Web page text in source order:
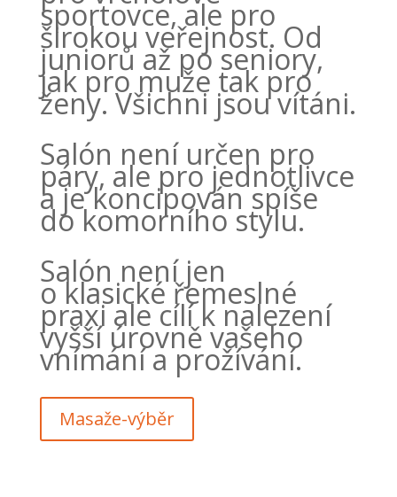
sportovce, ale pro
širokou veřejnost. Od
juniorů až po seniory,
jak pro muže tak pro
ženy. Všichni jsou vítáni.
Salón není určen pro
páry, ale pro jednotlivce
a je koncipován spíše
do komorního stylu.
Salón není jen
o klasické řemeslné
praxi ale cílí k nalezení
vyšší úrovně vašeho
vnímání a prožívání.
Masaže-výběr